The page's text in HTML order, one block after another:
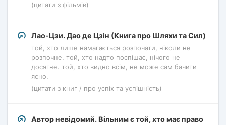
(цитати з фільмів)
Лао-Цзи. Дао де Цзін (Книга про Шляхи та Сил)
той, хто лише намагається розпочати, ніколи не
розпочне. той, хто надто поспішає, нічого не
досягне. той, хто видно всім, не може сам бачити
ясно.
(цитати з книг / про успіх та успішність)
Автор невідомий. Вільним є той, хто має право